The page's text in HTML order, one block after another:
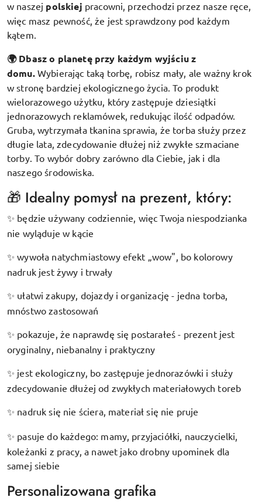
w naszej polskiej pracowni, przechodzi przez nasze ręce,
więc masz pewność, że jest sprawdzony pod każdym
kątem.
🌍 Dbasz o planetę przy każdym wyjściu z
domu. Wybierając taką torbę, robisz mały, ale ważny krok
w stronę bardziej ekologicznego życia. To produkt
wielorazowego użytku, który zastępuje dziesiątki
jednorazowych reklamówek, redukując ilość odpadów.
Gruba, wytrzymała tkanina sprawia, że torba służy przez
długie lata, zdecydowanie dłużej niż zwykłe szmaciane
torby. To wybór dobry zarówno dla Ciebie, jak i dla
naszego środowiska.
🎁 Idealny pomysł na prezent, który:
✨ będzie używany codziennie, więc Twoja niespodzianka
nie wyląduje w kącie
✨ wywoła natychmiastowy efekt „wow", bo kolorowy
nadruk jest żywy i trwały
✨ ułatwi zakupy, dojazdy i organizację - jedna torba,
mnóstwo zastosowań
✨ pokazuje, że naprawdę się postarałeś - prezent jest
oryginalny, niebanalny i praktyczny
✨ jest ekologiczny, bo zastępuje jednorazówki i służy
zdecydowanie dłużej od zwykłych materiałowych toreb
✨ nadruk się nie ściera, materiał się nie pruje
✨ pasuje do każdego: mamy, przyjaciółki, nauczycielki,
koleżanki z pracy, a nawet jako drobny upominek dla
samej siebie
Personalizowana grafika